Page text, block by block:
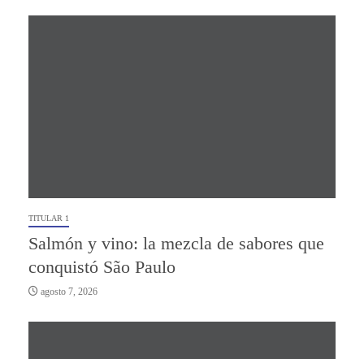
TITULAR 1
Salmón y vino: la mezcla de sabores que
conquistó São Paulo
agosto 7, 2026